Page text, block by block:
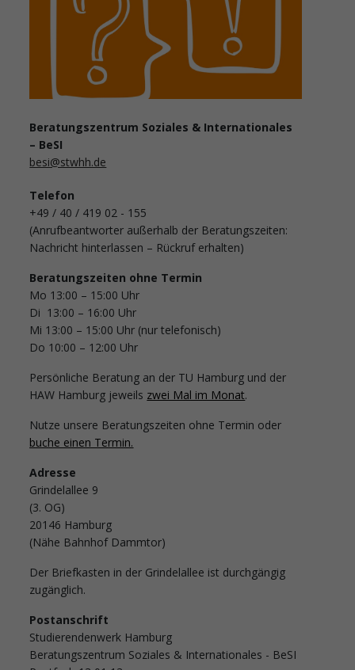
Beratungszentrum Soziales & Internationales
– BeSI
besi@stwhh.de
Telefon
+49 / 40 / 419 02 - 155
(Anrufbeantworter außerhalb der Beratungszeiten:
Nachricht hinterlassen – Rückruf erhalten)
Beratungszeiten ohne Termin
Mo 13:00 – 15:00 Uhr
Di 13:00 – 16:00 Uhr
Mi 13:00 – 15:00 Uhr (nur telefonisch)
Do 10:00 – 12:00 Uhr
Persönliche Beratung an der TU Hamburg und der
HAW Hamburg jeweils zwei Mal im Monat.
Nutze unsere Beratungszeiten ohne Termin oder
buche einen Termin.
Adresse
Grindelallee 9
(3. OG)
20146 Hamburg
(Nähe Bahnhof Dammtor)
Der Briefkasten in der Grindelallee ist durchgängig
zugänglich.
Postanschrift
Studierendenwerk Hamburg
Beratungszentrum Soziales & Internationales - BeSI